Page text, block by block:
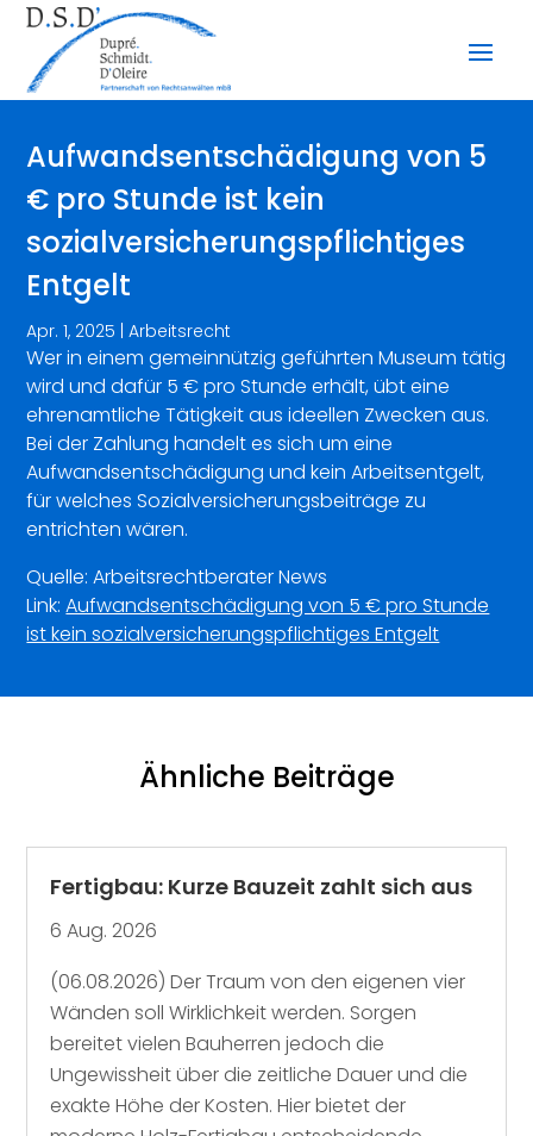
Aufwandsentschädigung von 5
€ pro Stunde ist kein
sozialversicherungspflichtiges
Entgelt
Apr. 1, 2025 |Arbeitsrecht
Wer in einem gemeinnützig geführten Museum tätig
wird und dafür 5 € pro Stunde erhält, übt eine
ehrenamtliche Tätigkeit aus ideellen Zwecken aus.
Bei der Zahlung handelt es sich um eine
Aufwandsentschädigung und kein Arbeitsentgelt,
für welches Sozialversicherungsbeiträge zu
entrichten wären.
Quelle: Arbeitsrechtberater News
Link:Aufwandsentschädigung von 5 € pro Stunde
ist kein sozialversicherungspflichtiges Entgelt
Ähnliche Beiträge
Fertigbau: Kurze Bauzeit zahlt sich aus
6 Aug. 2026
(06.08.2026) Der Traum von den eigenen vier
Wänden soll Wirklichkeit werden. Sorgen
bereitet vielen Bauherren jedoch die
Ungewissheit über die zeitliche Dauer und die
exakte Höhe der Kosten. Hier bietet der